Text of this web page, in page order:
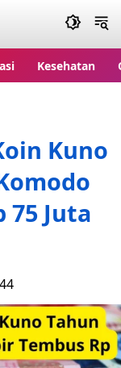
Kesehatan
Kuno
75 Juta